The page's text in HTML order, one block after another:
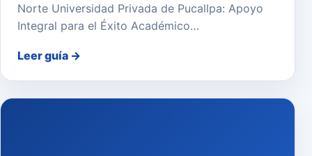
Norte Universidad Privada de Pucallpa: Apoyo
Integral para el Éxito Académico…
Leer guía →